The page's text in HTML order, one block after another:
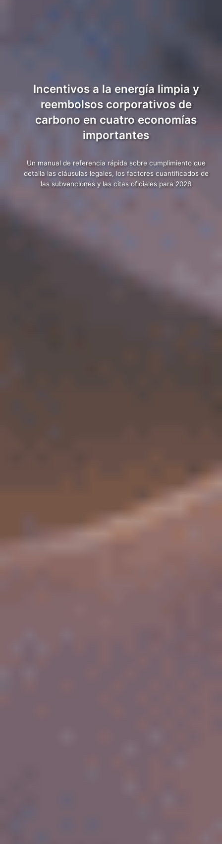
Incentivos a la energía limpia y
reembolsos corporativos de
carbono en cuatro economías
importantes
Un manual de referencia rápida sobre cumplimiento que
detalla las cláusulas legales, los factores cuantificados de
las subvenciones y las citas oficiales para 2026